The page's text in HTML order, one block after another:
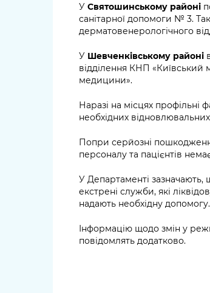
У Святошинському районі
санітарної допомоги № 3.
дерматовенерологічного
У Шевченківському районі
відділення КНП «Київський
медицини».
Наразі на місцях профільні
необхідних відновлювальних
Попри серйозні
персоналу та пацієнтів
У Департаменті
екстрені служби, які
надають необхідну допомогу.
Інформацію щодо змін у
повідомлять додатково.